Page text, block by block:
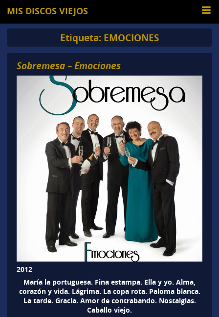
MIS DISCOS VIEJOS
Etiqueta: EMOCIONES
Sobremesa – Emociones
2012
María la portuguesa. Fina estampa. Ella y yo. Alma,
corazón y vida. Lágrima. La copa rota. Paloma blanca.
La tarde. Gracia. Amor de contrabando. Nostalgias.
Caballo viejo.